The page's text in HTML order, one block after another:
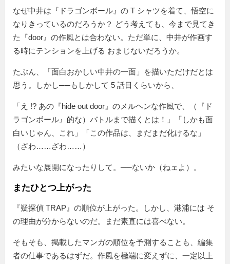
なぜ中井は『ドラゴンボール』の T シャツを着て、悟空に
なりきっているのだろうか？ どう考えても、今まで見てき
た『door』の作風とは合わない。ただ単に、中井が作画す
る時にテンションを上げる おまじないだろうか。
たぶん、「面白おかしい中井の一面」を描いただけだとは
思う。しかし──もしかして 5 話目くらいから、
「え !? あの『hide out door』のメルヘンな作風で、（『ド
ラゴンボール』的な）バトルまで描くとは！」「しかも面
白いじゃん、これ」「この作品は、まだまだ化けるな」
（ざわ……ざわ……）
みたいな展開になったりして。──ないか（ねェよ）。
またひとつ上がった
『疑探偵 TRAP』の順位が上がった。しかし、港浦には そ
の理由が分からないのだ。まだ素直には喜べない。
そもそも、掲載したマンガの順位を予測することも、編集
者の仕事であるはずだ。作風を極端に変えずに、一定以上